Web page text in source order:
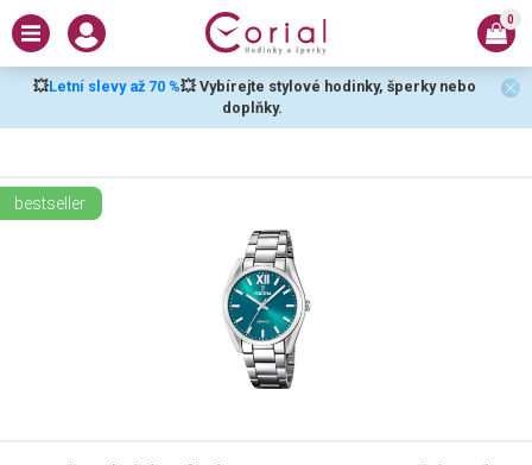
💥Letní slevy až 70 %💥 Vybírejte stylové hodinky, šperky nebo
doplňky.
0
bestseller